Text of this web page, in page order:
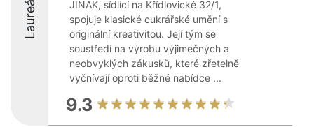
Laureáti
JINAK, sídlící na Křídlovické 32/1,
spojuje klasické cukrářské umění s
originální kreativitou. Její tým se
soustředí na výrobu výjimečných a
neobvyklých zákusků, které zřetelně
vyčnívají oproti běžné nabídce ...
9.3